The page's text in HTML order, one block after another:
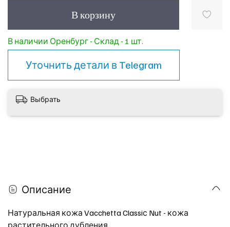
В корзину
В наличии Оренбург - Склад - 1 шт.
Уточнить детали вTelegram
Выбрать
Описание
Натуральная кожа Vacchetta Classiс Nut - кожа
растительного дубления.